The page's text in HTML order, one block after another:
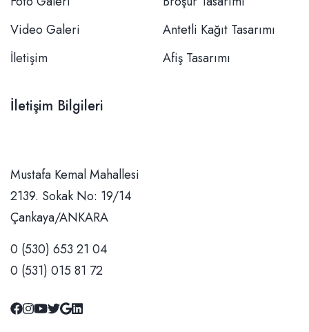
Video Galeri
İletişim
Antetli Kağıt Tasarımı
Afiş Tasarımı
İletişim Bilgileri
Mustafa Kemal Mahallesi 2139. Sokak No: 19/14 Çankaya/ANKARA
0 (530) 653 21 04
0 (531) 015 81 72